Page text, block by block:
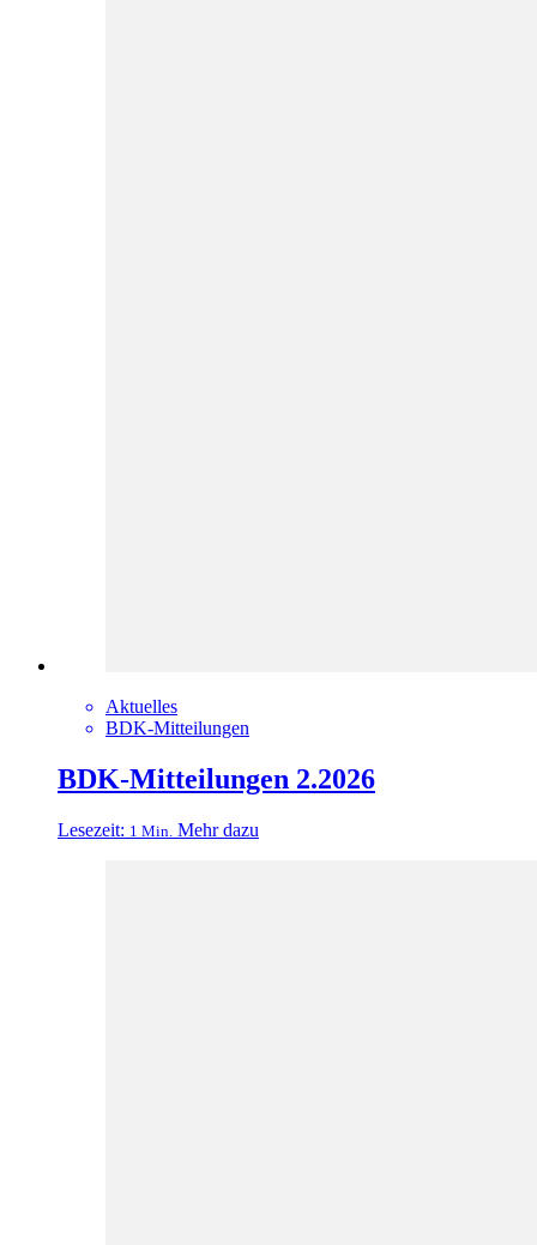
Aktuelles
BDK-Mitteilungen
BDK-Mitteilungen 2.2026
Lesezeit: 1 Min. Mehr dazu